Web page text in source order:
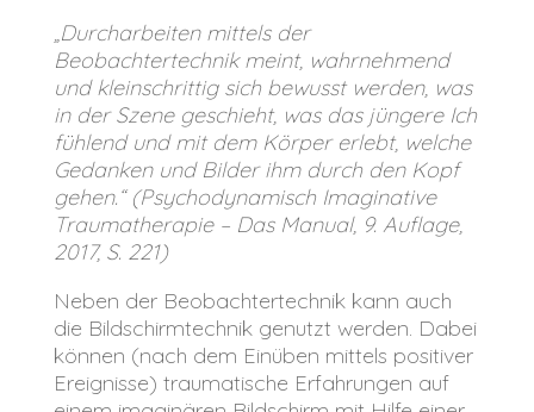
„Durcharbeiten mittels der
Beobachtertechnik meint, wahrnehmend
und kleinschrittig sich bewusst werden, was
in der Szene geschieht, was das jüngere Ich
fühlend und mit dem Körper erlebt, welche
Gedanken und Bilder ihm durch den Kopf
gehen.“ (Psychodynamisch Imaginative
Traumatherapie – Das Manual, 9. Auflage,
2017, S. 221)
Neben der Beobachtertechnik kann auch
die Bildschirmtechnik genutzt werden. Dabei
können (nach dem Einüben mittels positiver
Ereignisse) traumatische Erfahrungen auf